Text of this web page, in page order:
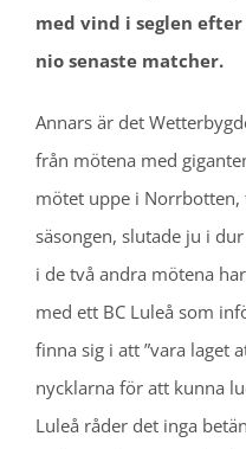
med vind i seglen
nio senaste matcher.
Annars är det
från mötena med
mötet uppe i
säsongen, slutade ju i
i de två andra mötena
med ett BC Luleå som
finna sig i att ”vara laget
nycklarna för att kunna
Luleå råder det inga